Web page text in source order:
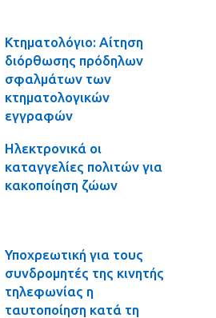
Κτηματολόγιο: Αίτηση
διόρθωσης πρόδηλων
σφαλμάτων των
κτηματολογικών
εγγραφών
Ηλεκτρονικά οι
καταγγελίες πολιτών για
κακοποίηση ζώων
Υποχρεωτική για τους
συνδρομητές της κινητής
τηλεφωνίας η
ταυτοποίηση κατά τη